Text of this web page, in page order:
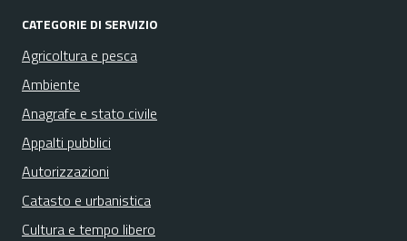
CATEGORIE DI SERVIZIO
Agricoltura e pesca
Ambiente
Anagrafe e stato civile
Appalti pubblici
Autorizzazioni
Catasto e urbanistica
Cultura e tempo libero